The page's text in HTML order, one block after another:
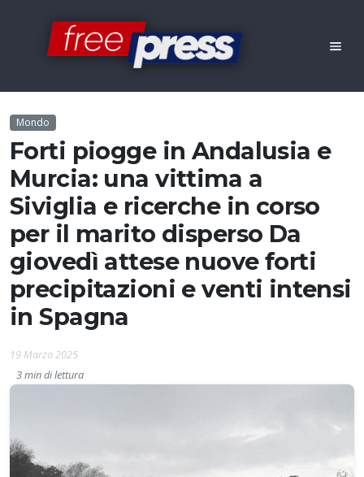
Mondo
Forti piogge in Andalusia e
Murcia: una vittima a
Siviglia e ricerche in corso
per il marito disperso Da
giovedì attese nuove forti
precipitazioni e venti intensi
in Spagna
19 Marzo 2025
3 min di lettura